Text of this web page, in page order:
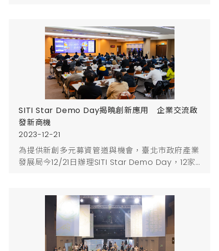
補助1,500萬元；另與台灣智慧雲端服務股份有限
公司簽署AI算力支持合作協議書，提供AI新創申請
30萬元的台灣AI雲平台免費算力資源。期盼透過與
民間協力扶植優秀新創團隊，打造臺北新創明日之
星。臺北市蔣萬安市長表示，創新創業是...
SITI Star Demo Day揭曉創新應用 企業交流啟
發新商機
2023-12-21
為提供新創多元募資管道與機會，臺北市政府產業
發展局今12/21日辦理SITI Star Demo Day，12家
智能零售與潔淨科技等多元領域，並邀請多位創投
與天使投資人參與，搭建新創與投資方交流媒合平
台。莊玫紅主任秘書致詞時表示，臺北市政府有著
全國縣市政府中最完善多元的資源，其中自100年
開辦迄今的...